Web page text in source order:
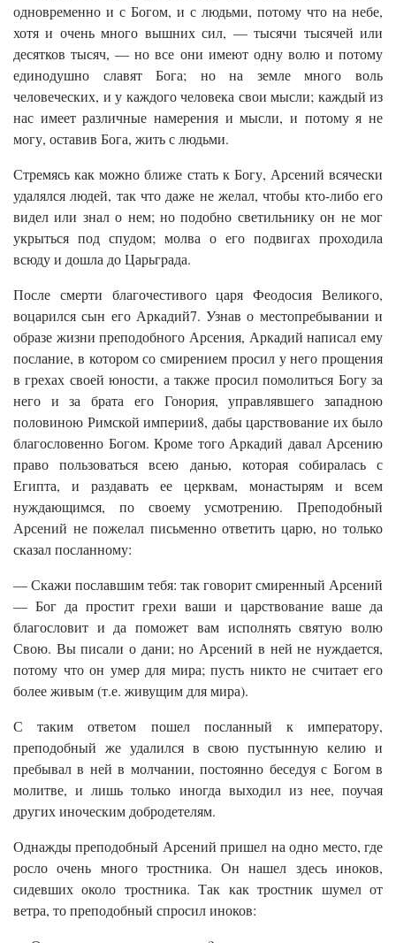
одновременно и с Богом, и с людьми, потому что на небе,
хотя и очень много вышних сил, — тысячи тысячей или
десятков тысяч, — но все они имеют одну волю и потому
единодушно славят Бога; но на земле много воль
человеческих, и у каждого человека свои мысли; каждый из
нас имеет различные намерения и мысли, и потому я не
могу, оставив Бога, жить с людьми.
Стремясь как можно ближе стать к Богу, Арсений всячески
удалялся людей, так что даже не желал, чтобы кто-либо его
видел или знал о нем; но подобно светильнику он не мог
укрыться под спудом; молва о его подвигах проходила
всюду и дошла до Царьграда.
После смерти благочестивого царя Феодосия Великого,
воцарился сын его Аркадий7. Узнав о местопребывании и
образе жизни преподобного Арсения, Аркадий написал ему
послание, в котором со смирением просил у него прощения
в грехах своей юности, а также просил помолиться Богу за
него и за брата его Гонория, управлявшего западною
половиною Римской империи8, дабы царствование их было
благословенно Богом. Кроме того Аркадий давал Арсению
право пользоваться всею данью, которая собиралась с
Египта, и раздавать ее церквам, монастырям и всем
нуждающимся, по своему усмотрению. Преподобный
Арсений не пожелал письменно ответить царю, но только
сказал посланному:
— Скажи пославшим тебя: так говорит смиренный Арсений
— Бог да простит грехи ваши и царствование ваше да
благословит и да поможет вам исполнять святую волю
Свою. Вы писали о дани; но Арсений в ней не нуждается,
потому что он умер для мира; пусть никто не считает его
более живым (т.е. живущим для мира).
С таким ответом пошел посланный к императору,
преподобный же удалился в свою пустынную келию и
пребывал в ней в молчании, постоянно беседуя с Богом в
молитве, и лишь только иногда выходил из нее, поучая
других иноческим добродетелям.
Однажды преподобный Арсений пришел на одно место, где
росло очень много тростника. Он нашел здесь иноков,
сидевших около тростника. Так как тростник шумел от
ветра, то преподобный спросил иноков: